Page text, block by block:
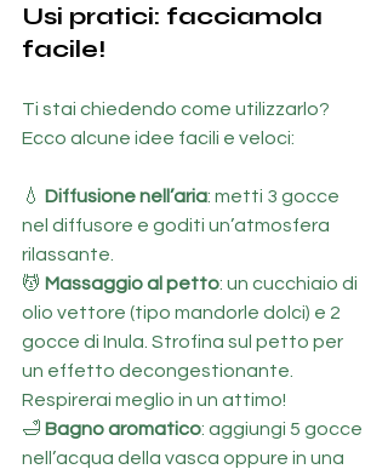
Usi pratici: facciamola
facile!
Ti stai chiedendo come utilizzarlo?
Ecco alcune idee facili e veloci:
💧 Diffusione nell’aria: metti 3 gocce
nel diffusore e goditi un’atmosfera
rilassante.
💆 Massaggio al petto: un cucchiaio di
olio vettore (tipo mandorle dolci) e 2
gocce di Inula. Strofina sul petto per
un effetto decongestionante.
Respirerai meglio in un attimo!
🛁 Bagno aromatico: aggiungi 5 gocce
nell’acqua della vasca oppure in una